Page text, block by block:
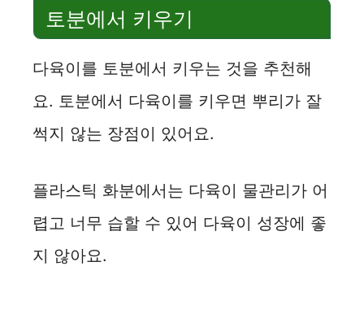
토분에서 키우기
다육이를 토분에서 키우는 것을 추천해
요. 토분에서 다육이를 키우면 뿌리가 잘
썩지 않는 장점이 있어요.
플라스틱 화분에서는 다육이 물관리가 어
렵고 너무 습할 수 있어 다육이 성장에 좋
지 않아요.